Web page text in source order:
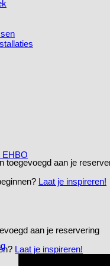
toegevoegd aan je
Laat je inspireren!
aan je reservering
Laat je inspireren!
EHBO